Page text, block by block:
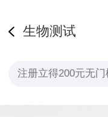
生物测试